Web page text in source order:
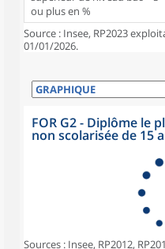
ou plus en %
Source : Insee, RP2023
01/01/2026.
FOR G2 - Diplôme le
non scolarisée de 15
Sources : Insee, RP2012,